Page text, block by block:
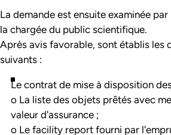
La demande est ensuite examinée
la chargée du public scientifique.
Après avis favorable, sont établis les
suivants :
Le contrat de mise à disposition
o La liste des objets prêtés avec
valeur d'assurance ;
o Le facility report fourni par